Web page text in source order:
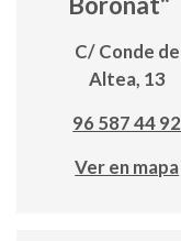
C/ Conde de
Altea, 13
96 587 44 92
Ver en mapa